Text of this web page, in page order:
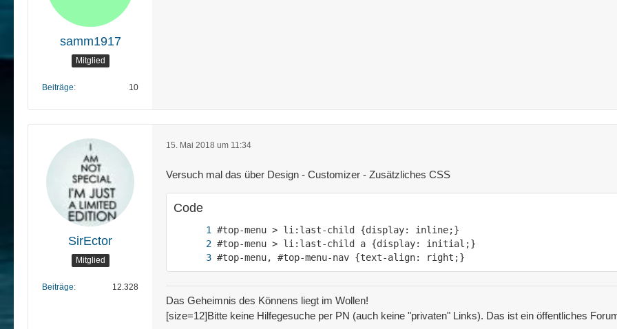
samm1917
Mitglied
Beiträge 10
SirEctor
Mitglied
Beiträge 12.328
15. Mai 2018 um 11:34
Versuch mal das über Design - Customizer - Zusätzliches CSS
Code
#top-menu, #top-menu-nav {text-align: right;}
Das Geheimnis des Könnens liegt im Wollen!
[size=12]Bitte keine Hilfegesuche per PN (auch keine "privaten" Links). Das ist ein öffentliches